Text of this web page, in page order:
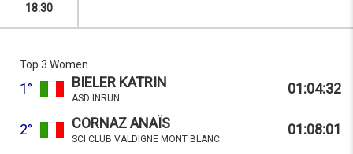
18:30
Top 3 Women
1° BIELER KATRIN
ASD INRUN
01:04:32
2° CORNAZ ANAÏS
SCI CLUB VALDIGNE MONT BLANC
01:08:01